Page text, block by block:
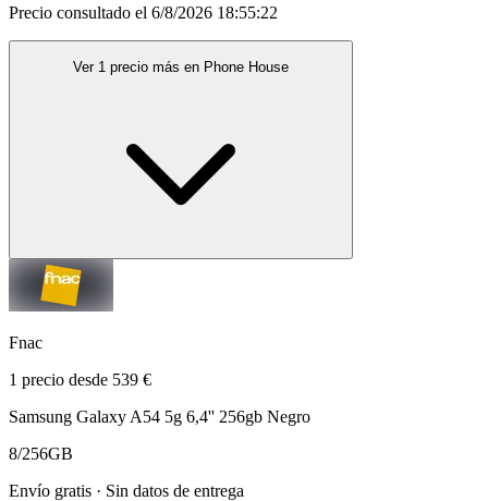
Precio consultado el 6/8/2026 18:55:22
Ver 1 precio más en Phone House
Fnac
1 precio desde 539 €
Samsung Galaxy A54 5g 6,4'' 256gb Negro
8/256GB
Envío gratis · Sin datos de entrega